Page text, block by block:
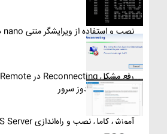
نصب و استفاده از ویرایشگر متنی nano در لینوکس
رفع مشکل Reconnecting در Remote
Desktop ویندوز سرور